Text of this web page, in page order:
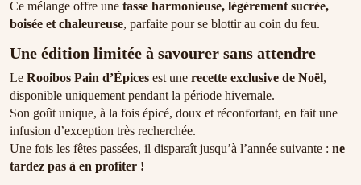
Ce mélange offre une tasse harmonieuse, légèrement sucrée,
boisée et chaleureuse, parfaite pour se blottir au coin du feu.
Une édition limitée à savourer sans attendre
Le Rooibos Pain d’Épices est une recette exclusive de Noël,
disponible uniquement pendant la période hivernale.
Son goût unique, à la fois épicé, doux et réconfortant, en fait une
infusion d’exception très recherchée.
Une fois les fêtes passées, il disparaît jusqu’à l’année suivante : ne
tardez pas à en profiter !